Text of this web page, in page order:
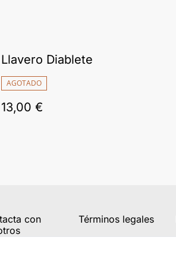
Llavero Diablete
AGOTADO
13,00 €
con
Términos legales